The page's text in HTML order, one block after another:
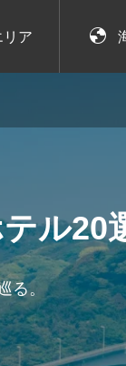
リア 
ル20
る。